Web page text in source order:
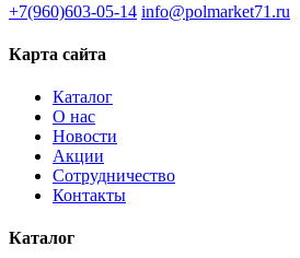
+7(960)603-05-14 info@polmarket71.ru
Карта сайта
Каталог
О нас
Новости
Акции
Сотрудничество
Контакты
Каталог